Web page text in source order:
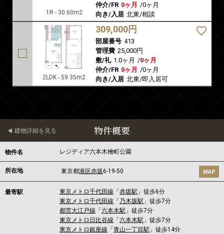
1R - 30.60m2
仲介/FR 0ヶ月 /0ヶ月
向き/入居 北東/相談
2LDK - 59.35m2
309,000円
部屋番号 413
管理費 25,000円
敷/礼 1.0ヶ月 /0ヶ月
仲介/FR 0ヶ月 /0ヶ月
向き/入居 北東/即入居可
物件概要
建物詳細を見る
物件名 レジディア六本木檜町公園
所在地 東京都港区赤坂6-19-50 MAP
最寄駅 東京メトロ千代田線 「赤坂駅 」徒歩6分
東京メトロ千代田線 「 乃木坂駅 」徒歩7分
都営大江戸線 「六本木駅 」徒歩7分
東京メトロ日比谷線 「六本木駅 」徒歩7分
東京メトロ銀座線 「青山一丁目駅 」徒歩14分